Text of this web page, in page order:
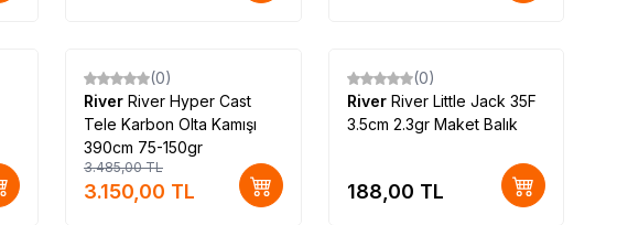
%10
(0)
River River Hyper Cast
Tele Karbon Olta Kamışı
390cm 75-150gr
3.485,00TL
3.150,00 TL
(0)
River River Little Jack 35F
3.5cm 2.3gr Maket Balık
188,00 TL